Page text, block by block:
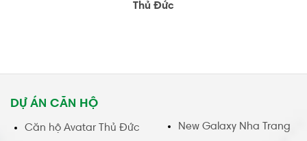
Thủ Đức
DỰ ÁN CĂN HỘ
Căn hộ Avatar Thủ Đức New Galaxy Nha Trang